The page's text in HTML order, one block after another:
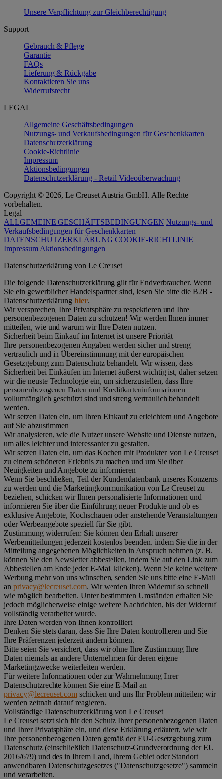
Unsere Verpflichtung zur Gleichberechtigung
Support
Gebrauch & Pflege
Garantie
FAQs
Lieferung & Rückgabe
Kontaktieren Sie uns
Widerrufsrecht
LEGAL
Allgemeine Geschäftsbedingungen
Nutzungs- und Verkaufsbedingungen für Geschenkkarten
Datenschutzerklärung
Cookie-Richtlinie
Impressum
Aktionsbedingungen
Datenschutzerklärung - Retail Videoüberwachung
Copyright © 2026, Le Creuset Austria GmbH. Alle Rechte
vorbehalten.
Legal
ALLGEMEINE GESCHÄFTSBEDINGUNGEN Nutzungs- und
Verkaufsbedingungen für Geschenkkarten
DATENSCHUTZERKLÄRUNG COOKIE-RICHTLINIE
Impressum Aktionsbedingungen
Datenschutz­erklärung von Le Creuset
Die folgende Datenschutzerklärung gilt für Endverbraucher. Wenn
Sie ein gewerblicher Handelspartner sind, lesen Sie bitte die B2B -
Datenschutzerklärung hier.
Wir versprechen, Ihre Privatsphäre zu respektieren und Ihre
personenbezogenen Daten zu schützen! Wir werden Ihnen immer
mitteilen, wie und warum wir Ihre Daten nutzen.
Sicherheit beim Einkauf im Internet ist unsere Priorität
Ihre personenbezogenen Angaben werden sicher und streng
vertraulich und in Übereinstimmung mit der europäischen
Gesetzgebung zum Datenschutz behandelt. Wir wissen, dass
Sicherheit bei Einkäufen im Internet äußerst wichtig ist, daher setzen
wir die neuste Technologie ein, um sicherzustellen, dass Ihre
personenbezogenen Daten und Kreditkarteninformationen
vollumfänglich geschützt sind und streng vertraulich behandelt
werden.
Wir setzen Daten ein, um Ihren Einkauf zu erleichtern und Angebote
auf Sie abzustimmen
Wir analysieren, wie die Nutzer unsere Website und Dienste nutzen,
um alles leichter und interessanter zu gestalten.
Wir setzen Daten ein, um das Kochen mit Produkten von Le Creuset
zu einem schöneren Erlebnis zu machen und um Sie über
Neuigkeiten und Angebote zu informieren
Wenn Sie beschließen, Teil der Kundendatenbank unseres Konzerns
zu werden und die Marketingkommunikation von Le Creuset zu
beziehen, schicken wir Ihnen personalisierte Informationen und
informieren Sie über die Einführung neuer Produkte und ob es
exklusive Angebote, Kochschauen oder anstehende Veranstaltungen
oder Werbeangebote speziell für Sie gibt.
Zustimmung widerrufen: Sie können den Erhalt unserer
Werbemitteilungen jederzeit kostenlos beenden, indem Sie die in der
Mitteilung angegebenen Möglichkeiten in Anspruch nehmen (z. B.
können Sie den Newsletter abbestellen, indem Sie auf den Link zum
Abbestellen am Ende jeder E-Mail klicken). Wenn Sie keine weitere
Werbung mehr von uns wünschen, senden Sie uns bitte eine E-Mail
an privacy@lecreuset.com. Wir werden Ihren Widerruf so schnell
wie möglich bearbeiten. Unter bestimmten Umständen erhalten Sie
jedoch möglicherweise einige weitere Nachrichten, bis der Widerruf
vollständig verarbeitet wurde.
Ihre Daten werden von Ihnen kontrolliert
Denken Sie stets daran, dass Sie Ihre Daten kontrollieren und Sie
Ihre Präferenzen jederzeit ändern können.
Bitte seien Sie versichert, dass wir ohne Ihre Zustimmung Ihre
Daten niemals an andere Unternehmen für deren eigene
Marketingzwecke weiterleiten werden.
Für weitere Informationen oder zur Wahrnehmung Ihrer
Datenschutzrechte können Sie eine E-Mail an
privacy@lecreuset.com schicken und uns Ihr Problem mitteilen; wir
werden zeitnah darauf reagieren.
Vollständige Datenschutzerklärung von Le Creuset
Le Creuset setzt sich für den Schutz Ihrer personenbezogenen Daten
und Ihrer Privatsphäre ein, und diese Erklärung erläutert, wie wir
Ihre personenbezogenen Daten gemäß der EU-Gesetzgebung zum
Datenschutz (einschließlich Datenschutz-Grundverordnung der EU
2016/679) und des in Ihrem Land, Ihrem Gebiet oder Standort
anwendbaren Datenschutzgesetzes ("Datenschutzgesetze") sammeln
und verarbeiten.